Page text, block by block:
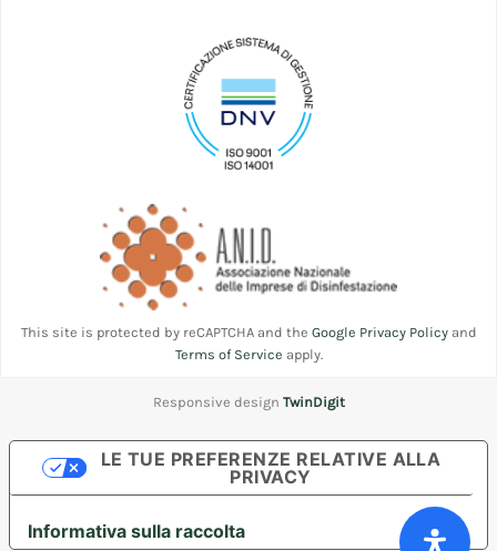
This site is protected by reCAPTCHA and the Google Privacy Policyand
Terms of Service apply.
Responsive design TwinDigit
Informativa sulla raccolta
LE TUE PREFERENZE RELATIVE ALLA
PRIVACY